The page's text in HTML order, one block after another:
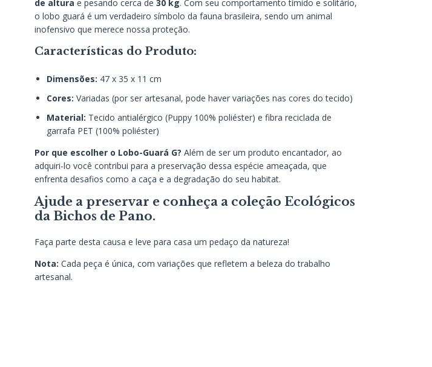
de altura e pesando cerca de 30 kg. Com seu comportamento tímido e solitário,
o lobo guará é um verdadeiro símbolo da fauna brasileira, sendo um animal
inofensivo que merece nossa proteção.
Características do Produto:
Dimensões: 47 x 35 x 11 cm
Cores: Variadas (por ser artesanal, pode haver variações nas cores do tecido)
Material: Tecido antialérgico (Puppy 100% poliéster) e fibra reciclada de
garrafa PET (100% poliéster)
Por que escolher o Lobo-Guará G? Além de ser um produto encantador, ao
adquiri-lo você contribui para a preservação dessa espécie ameaçada, que
enfrenta desafios como a caça e a degradação do seu habitat.
Ajude a preservar e conheça a coleção Ecológicos
da Bichos de Pano.
Faça parte desta causa e leve para casa um pedaço da natureza!
Nota: Cada peça é única, com variações que refletem a beleza do trabalho
artesanal.